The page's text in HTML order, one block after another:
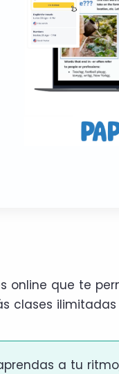
online que te
clases
a tu